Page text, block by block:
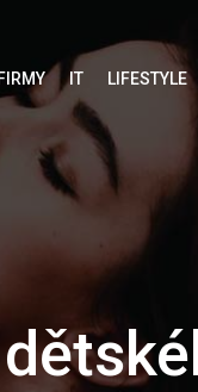
FIRMY IT LIFESTYLE